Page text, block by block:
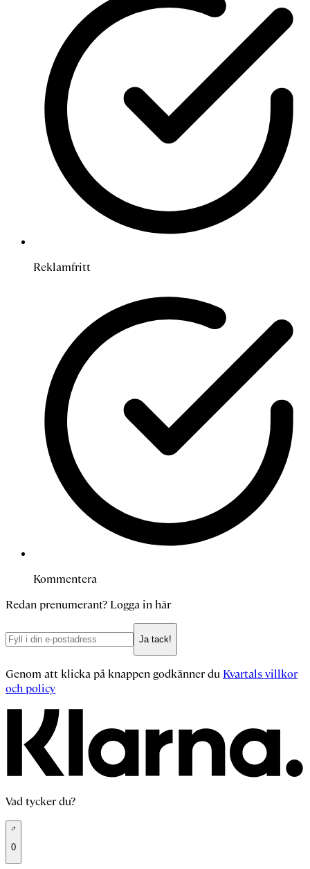
Reklamfritt
Kommentera
Redan prenumerant? Logga in här
Ja tack!
Genom att klicka på knappen godkänner du Kvartals villkor
och policy
Vad tycker du?
0